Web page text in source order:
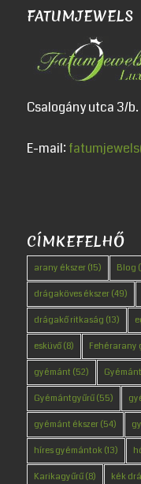
FATUMJEWELS
Csalogány utca 3/b.
E-mail:
CÍMKEFELHŐ
arany ékszer(15) Blog
drágaköves ékszer(49)
drágakő ritkaság (13)
esküvő(8) Fehérarany
gyémánt (52)
Gyémántgyűrű(55)
gyémánt ékszer(54)
híres gyémántok(13)
Karikagyűrű(8) kék